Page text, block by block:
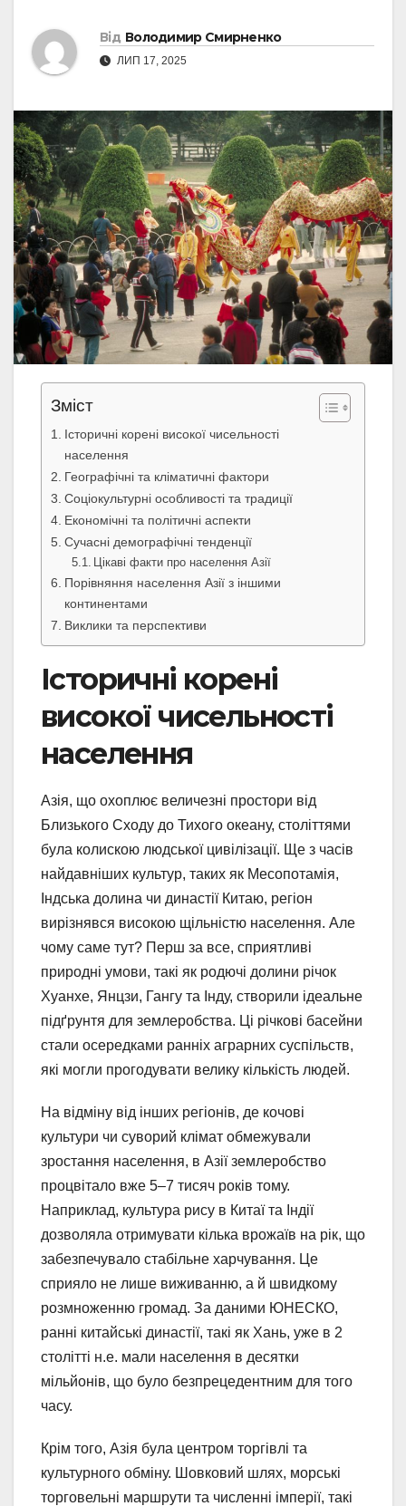
Від Володимир Смирненко
ЛИП 17, 2025
Зміст
Історичні корені високої чисельності
населення
Географічні та кліматичні фактори
Соціокультурні особливості та традиції
Економічні та політичні аспекти
Сучасні демографічні тенденції
Цікаві факти про населення Азії
Порівняння населення Азії з іншими
континентами
Виклики та перспективи
Історичні корені
високої чисельності
населення
Азія, що охоплює величезні простори від
Близького Сходу до Тихого океану, століттями
була колискою людської цивілізації. Ще з часів
найдавніших культур, таких як Месопотамія,
Індська долина чи династії Китаю, регіон
вирізнявся високою щільністю населення. Але
чому саме тут? Перш за все, сприятливі
природні умови, такі як родючі долини річок
Хуанхе, Янцзи, Гангу та Інду, створили ідеальне
підґрунтя для землеробства. Ці річкові басейни
стали осередками ранніх аграрних суспільств,
які могли прогодувати велику кількість людей.
На відміну від інших регіонів, де кочові
культури чи суворий клімат обмежували
зростання населення, в Азії землеробство
процвітало вже 5–7 тисяч років тому.
Наприклад, культура рису в Китаї та Індії
дозволяла отримувати кілька врожаїв на рік, що
забезпечувало стабільне харчування. Це
сприяло не лише виживанню, а й швидкому
розмноженню громад. За даними ЮНЕСКО,
ранні китайські династії, такі як Хань, уже в 2
столітті н.е. мали населення в десятки
мільйонів, що було безпрецедентним для того
часу.
Крім того, Азія була центром торгівлі та
культурного обміну. Шовковий шлях, морські
торговельні маршрути та численні імперії, такі